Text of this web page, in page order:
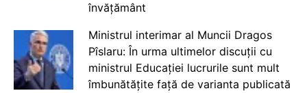
învățământ
Ministrul interimar al Muncii Dragos
Pîslaru: În urma ultimelor discuții cu
ministrul Educației lucrurile sunt mult
îmbunătățite față de varianta publicată